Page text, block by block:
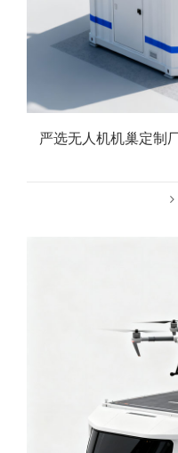
严选无人机机巢定制